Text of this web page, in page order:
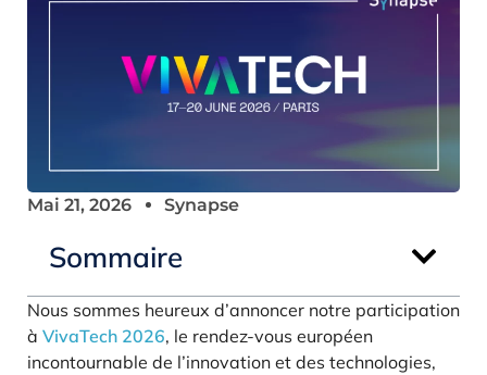
Mai 21, 2026 Synapse
Sommaire
Nous sommes heureux d’annoncer notre participation
à VivaTech 2026, le rendez-vous européen
incontournable de l’innovation et des technologies,